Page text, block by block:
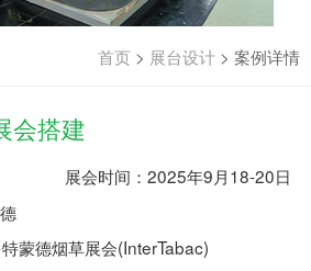
首页 > 展台设计> 案例详情
会搭建
展会时间：2025年9月18-20日
蒙德烟草展会(InterTabac)